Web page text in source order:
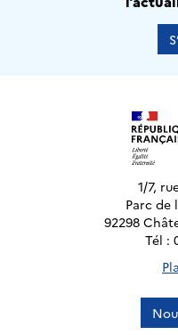
1/7,
Parc de
92298
Tél :